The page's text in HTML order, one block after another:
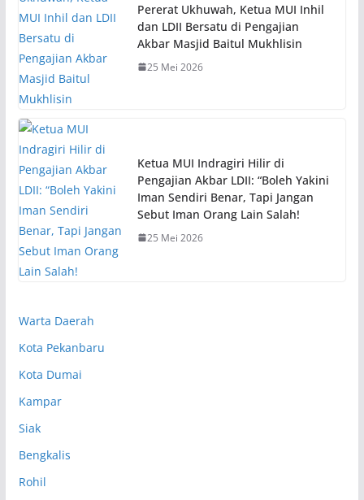
Pererat Ukhuwah, Ketua MUI Inhil
dan LDII Bersatu di Pengajian
Akbar Masjid Baitul Mukhlisin
25 Mei 2026
Ketua MUI Indragiri Hilir di
Pengajian Akbar LDII: “Boleh Yakini
Iman Sendiri Benar, Tapi Jangan
Sebut Iman Orang Lain Salah!
25 Mei 2026
Warta Daerah
Kota Pekanbaru
Kota Dumai
Kampar
Siak
Bengkalis
Rohil